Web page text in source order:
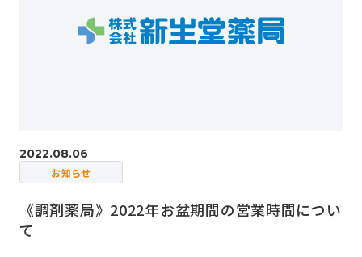
2022.08.06
お知らせ
《調剤薬局》2022年お盆期間の営業時間につい
て